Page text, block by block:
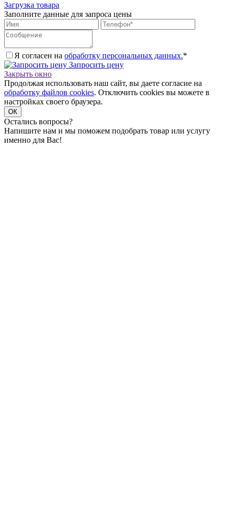
Загрузка товара
Заполните данные для запроса цены
Я согласен на обработку персональных данных.*
Запросить цену
Закрыть окно
Продолжая использовать наш сайт, вы даете согласие на
обработку файлов cookies. Отключить cookies вы можете в
настройках своего браузера.
ОК
Остались вопросы?
Напишите нам и мы поможем подобрать товар или услугу
именно для Вас!